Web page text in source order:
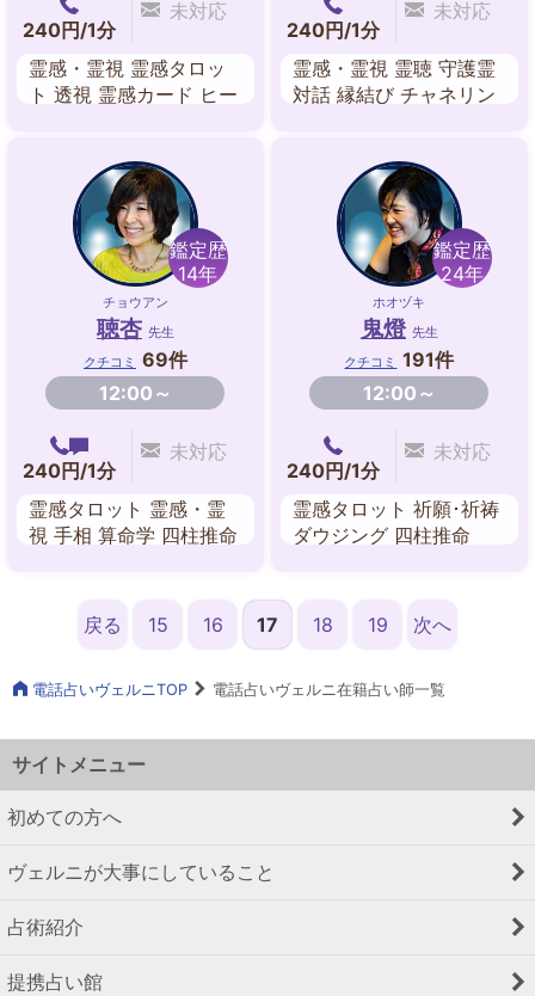
240円/1分
未対応
霊感・霊視 霊感タロッ
ト 透視 霊感カード ヒー
240円/1分
未対応
霊感・霊視 霊聴 守護霊
対話 縁結び チャネリン
鑑定歴
14年
チョウアン
聴杏 先生
クチコミ 69件
12:00～
240円/1分
未対応
霊感タロット 霊感・霊
視 手相 算命学 四柱推命
鑑定歴
24年
ホオヅキ
鬼燈 先生
クチコミ
191件
12:00～
240円/1分
未対応
霊感タロット 祈願･祈祷
ダウジング 四柱推命
戻る 15 16 17 18 19 次へ
電話占いヴェルニTOP 電話占いヴェルニ在籍占い師一覧
サイトメニュー
初めての方へ
ヴェルニが大事にしていること
占術紹介
提携占い館